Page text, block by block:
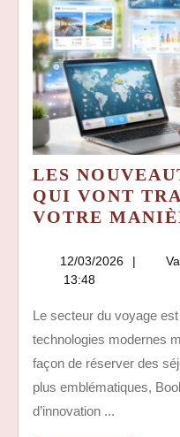
LES
QUI VONT
VOTRE
12/03/2026 12/03/
13:48
Le secteur du voyage est en constante évolution, et les
technologies modernes
façon de réserver des
plus emblématiques,
d’innovation ...